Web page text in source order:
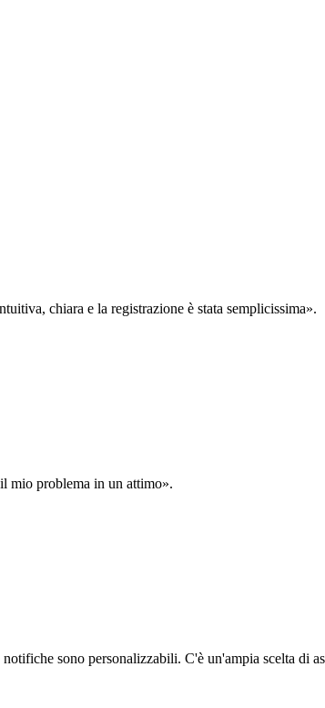
chiara e la registrazione è stata semplicissima».
mio problema in un attimo».
sono personalizzabili. C'è un'ampia scelta di